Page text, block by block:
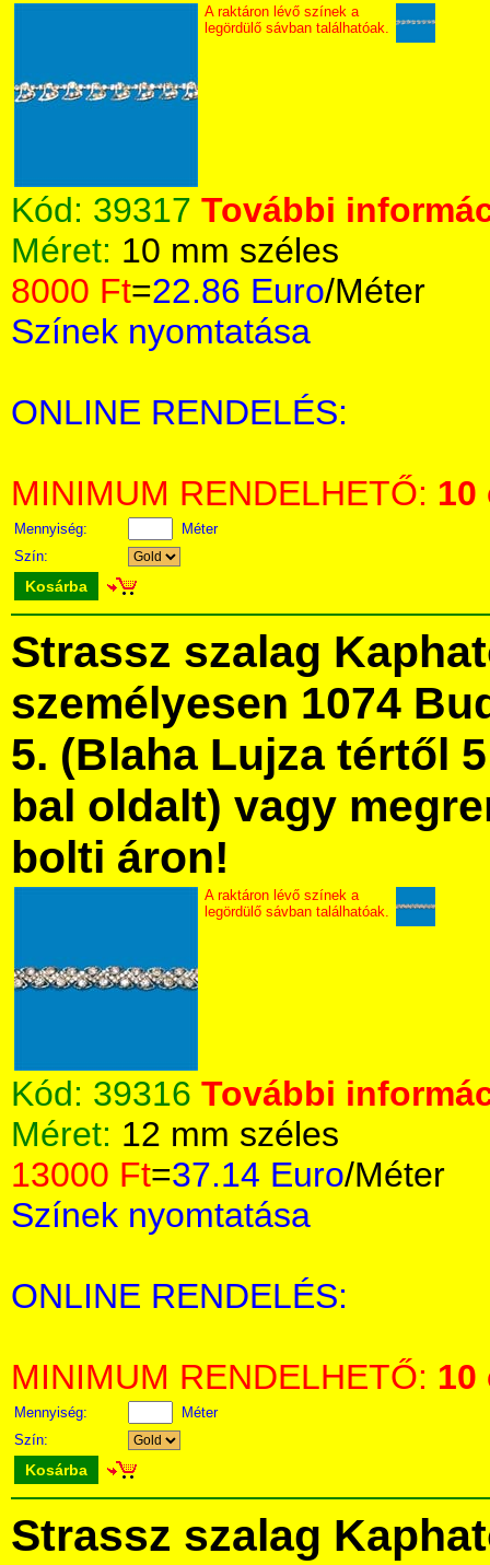
A raktáron lévő színek a
legördülő sávban találhatóak.
Kód: 39317 További
Méret: 10 mm széles
8000 Ft=22.86 Euro/Méter
Színek nyomtatása
ONLINE RENDELÉS:
MINIMUM RENDELHETŐ: 10
Mennyiség:
Méter
Szín:
Kosárba
Strassz szalag
személyesen 1074
5. (Blaha Lujza tértől
bal oldalt) vagy
bolti áron!
A raktáron lévő színek a
legördülő sávban találhatóak.
Kód: 39316 További
Méret: 12 mm széles
13000 Ft=37.14 Euro/Méter
Színek nyomtatása
ONLINE RENDELÉS:
MINIMUM RENDELHETŐ: 10
Mennyiség:
Méter
Szín:
Kosárba
Strassz szalag